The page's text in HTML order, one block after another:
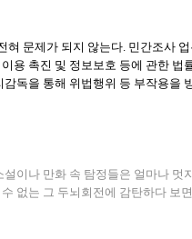
문제가 되지 않는다. 민간조사
촉진 및 정보보호 등에 관한 법
독을 통해 위법행위 등 부작용을
이나 만화 속 탐정들은 얼마나 멋
없는 그 두뇌회전에 감탄하다 보